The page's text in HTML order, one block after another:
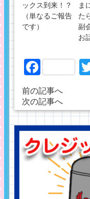
ックス到来！？
（単なるご報告
です）
ま
た
副
お
前の記事へ
次の記事へ